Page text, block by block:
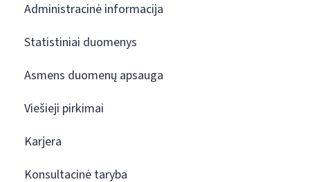
Administracinė informacija
Statistiniai duomenys
Asmens duomenų apsauga
Viešieji pirkimai
Karjera
Konsultacinė taryba